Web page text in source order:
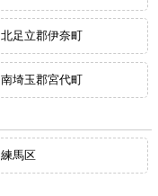
北足立郡伊奈町
南埼玉郡宮代町
練馬区